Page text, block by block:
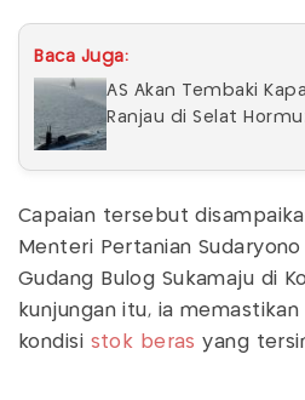
Baca Juga:
AS Akan Tembaki
Ranjau di Selat
Capaian tersebut
Menteri Pertanian
Gudang Bulog Sukamaju di
kunjungan itu, ia
kondisi stok beras yang